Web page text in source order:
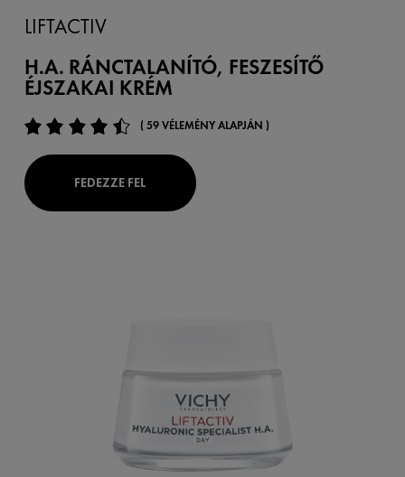
LIFTACTIV
H.A. RÁNCTALANÍTÓ, FESZESÍTŐ
ÉJSZAKAI KRÉM
( 59 VÉLEMÉNY ALAPJÁN )
FEDEZZE FEL